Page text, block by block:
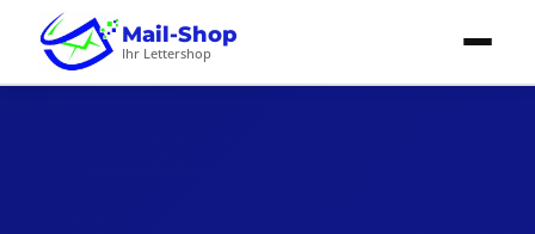
Mail-Shop
Ihr Lettershop